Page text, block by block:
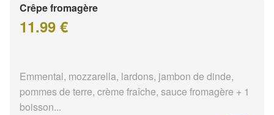
Crêpe fromagère
11.99 €
Emmental, mozzarella, lardons, jambon de dinde,
pommes de terre, crème fraîche, sauce fromagère + 1
boisson...